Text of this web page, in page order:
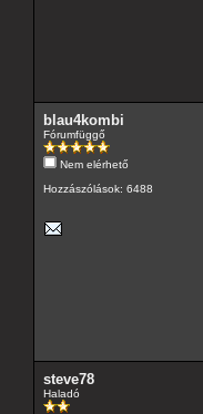
blau4kombi
Fórumfüggő
Nem elérhető
Hozzászólások: 6488
steve78
Haladó